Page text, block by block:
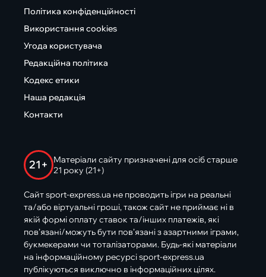
Політика конфіденційності
Використання cookies
Угода користувача
Редакційна політика
Кодекс етики
Наша редакція
Контакти
21+
Матеріали сайту призначені для осіб старше
21 року (21+)
Сайт sport-express.ua не проводить ігри на реальні
та/або віртуальні гроші, також сайт не приймає ні в
якій формі оплату ставок та/інших платежів, які
пов’язані/можуть бути пов’язані з азартними іграми,
букмекерами чи тоталізаторами. Будь-які матеріали
на інформаційному ресурсі sport-express.ua
публікуються виключно в інформаційних цілях.